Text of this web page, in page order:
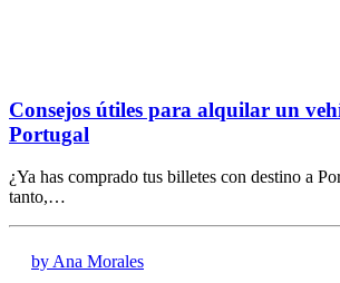
Consejos útiles para alquilar un
Portugal
¿Ya has comprado tus billetes con destino a
tanto,…
by Ana Morales